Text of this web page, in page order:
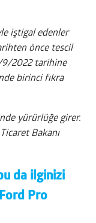
iştigal edenler
önce tescil
9/2022 tarihine
birinci fıkra
yürürlüğe girer.
Bakanı
da ilginizi
Pro